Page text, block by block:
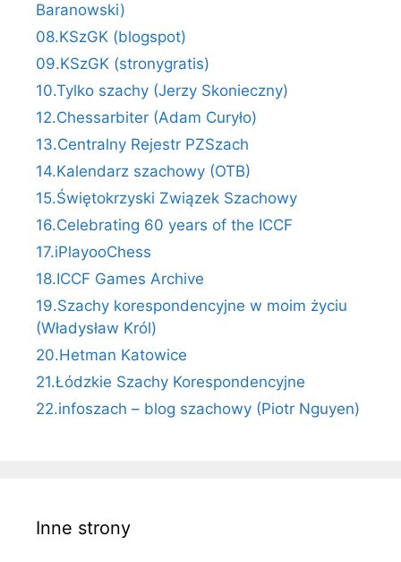
Baranowski)
08.KSzGK (blogspot)
09.KSzGK (stronygratis)
10.Tylko szachy (Jerzy Skonieczny)
12.Chessarbiter (Adam Curyło)
13.Centralny Rejestr PZSzach
14.Kalendarz szachowy (OTB)
15.Świętokrzyski Związek Szachowy
16.Celebrating 60 years of the ICCF
17.iPlayooChess
18.ICCF Games Archive
19.Szachy korespondencyjne w moim życiu
(Władysław Król)
20.Hetman Katowice
21.Łódzkie Szachy Korespondencyjne
22.infoszach – blog szachowy (Piotr Nguyen)
Inne strony